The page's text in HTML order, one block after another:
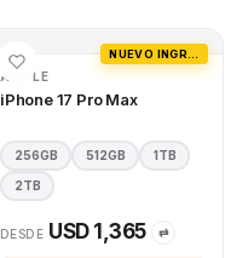
APPLE
iPhone 17 Pro Max
256GB 512GB 1TB
2TB
DESDE USD 1,365 ⇄